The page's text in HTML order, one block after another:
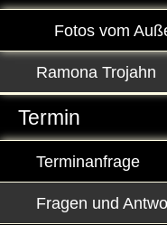
Fotos vom
Ramona Trojahn
Termin
Terminanfrage
Fragen und